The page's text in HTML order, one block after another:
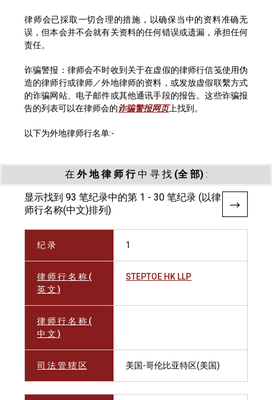
律师会已採取一切合理的措施，以确保当中的资料准确无
误，但本会并不会就有关资料的任何错误或遗漏，承担任何
责任。
诈骗警报：律师会不时收到关于在虚假的律师行信笺使用伪
造的律师行或律师／外地律师的资料，或发放虚假联繫方式
的诈骗网站、电子邮件或其他通讯手段的报告。这些诈骗报
告的列表可以在律师会的诈骗警报网页上找到。
以下为外地律师行名单:-
在 外 地 律 师 行中 寻 找 (全 部):
显示找到 93 笔纪录中的第 1 - 30 笔纪录 (以律
师行名称(中文)排列)
纪 录 1
律 师 行 名 称 (
英 文 )
STEPTOE HK LLP
律 师 行 名 称 (
中 文 )
司 法 管 辖 区 美国-哥伦比亚特区(美国)